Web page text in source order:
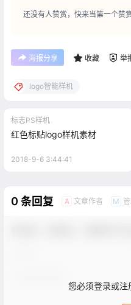
还没有人赞赏，快来当第一个赞
海报分享 收藏 举
logo智能样机
标志PS样机
红色标贴logo样机素材
2018-9-6 3:44:41
0 条回复 A 文章作者 M
您必须登录或注